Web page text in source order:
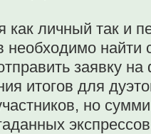
как личный так и
необходимо найти
заявку
итогов для
но